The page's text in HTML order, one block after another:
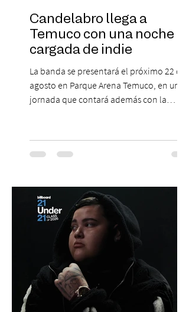
Candelabro llega a
Temuco con una noche
cargada de indie
La banda se presentará el próximo 22 de
agosto en Parque Arena Temuco, en una
jornada que contará además con la
agosto, el Parque Arena Temuco será
escenario de una noche dedicada al indie
banda que llegará a la capital de La
Araucanía para ofrecer un show cargado
de energía, guitarras y canciones que han
marcado su breve pero exitosa trayectoria.